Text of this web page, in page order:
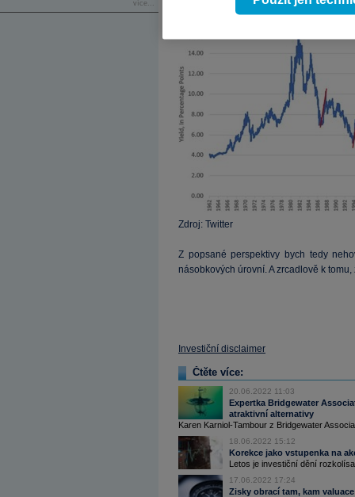
více...
Zdroj: Twitter
Z popsané perspektivy bych tedy
násobkových úrovní. A zrcadlově k
Investiční disclaimer
Čtěte více:
20.06.2022 11:03
Expertka Bridgewater
atraktivní alternativy
Karen Karniol-Tambour z Bridgewater
18.06.2022 15:12
Korekce jako vstupenka na
Letos je investiční dění
17.06.2022 17:24
Zisky obrací tam, kam valuace